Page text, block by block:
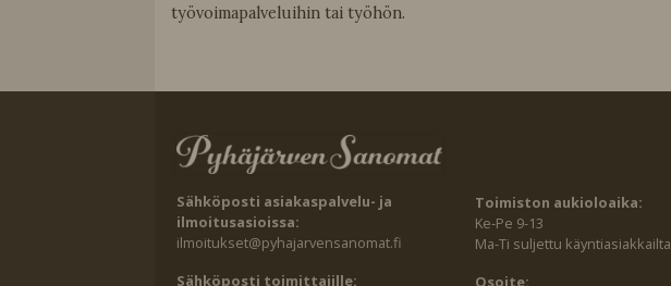
työvoimapalveluihin tai työhön.
Sähköposti asiakaspalvelu- ja
ilmoitusasioissa:
ilmoitukset@pyhajarvensanomat.fi
Sähköposti toimittajille:
Toimiston aukioloaika:
Ke-Pe 9-13
Ma-Ti suljettu käyntiasiakkailta
Osoite: